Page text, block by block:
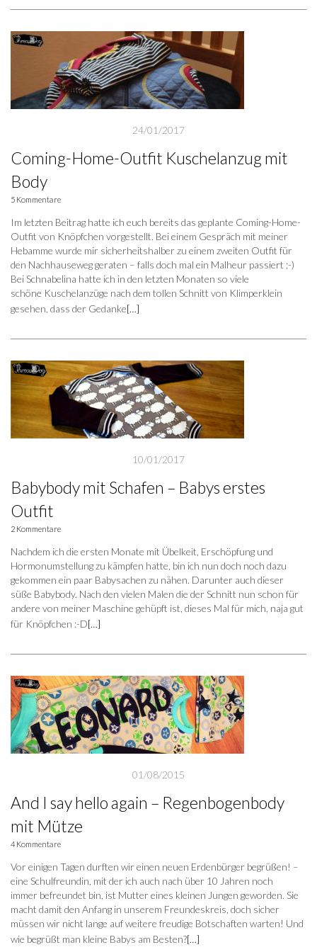
24/01/2017
Coming-Home-Outfit Kuschelanzug mit
Body
5 Kommentare
Im letzten Beitrag hatte ich euch bereits das geplante Coming-Home-
Outfit von Knöpfchen vorgestellt. Bei einem Gespräch mit meiner
Hebamme wurde mir sicherheitshalber zu einem zweiten Outfit für
den Nachhauseweg geraten – falls doch mal ein Malheur passiert ;-)
Bei Schnabelina hatte ich in den letzten Monaten so viele
schöne Kuschelanzüge nach dem tollen Schnitt von Klimperklein
gesehen, dass der Gedanke[…]
10/01/2017
Babybody mit Schafen – Babys erstes
Outfit
2 Kommentare
Nachdem ich die ersten Monate mit Übelkeit, Erschöpfung und
Hormonumstellung zu kämpfen hatte, bin ich nun doch noch dazu
gekommen ein paar Babysachen zu nähen. Darunter auch dieser
süße Babybody. Nach den vielen Malen die der Schnitt nun schon für
andere von meiner Maschine gehüpft ist, dieses Mal für mich, naja gut
für Knöpfchen :-D[…]
01/08/2015
And I say hello again – Regenbogenbody
mit Mütze
4 Kommentare
Vor einigen Tagen durften wir einen neuen Erdenbürger begrüßen! –
eine Schulfreundin, mit der ich auch nach über 10 Jahren noch
immer befreundet bin, ist Mutter eines kleinen Jungen geworden. Sie
macht damit den Anfang in unserem Freundeskreis, doch sicher
müssen wir nicht lange auf weitere freudige Botschaften warten! Und
wie begrüßt man kleine Babys am Besten?[…]